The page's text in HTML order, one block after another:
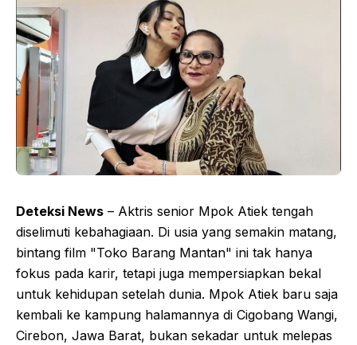
Deteksi News – Aktris senior Mpok Atiek tengah
diselimuti kebahagiaan. Di usia yang semakin matang,
bintang film "Toko Barang Mantan" ini tak hanya
fokus pada karir, tetapi juga mempersiapkan bekal
untuk kehidupan setelah dunia. Mpok Atiek baru saja
kembali ke kampung halamannya di Cigobang Wangi,
Cirebon, Jawa Barat, bukan sekadar untuk melepas